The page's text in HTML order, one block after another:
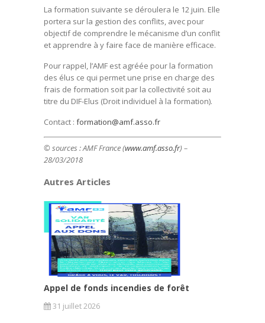
La formation suivante se déroulera le 12 juin. Elle
portera sur la gestion des conflits, avec pour
objectif de comprendre le mécanisme d’un conflit
et apprendre à y faire face de manière efficace.
Pour rappel, l’AMF est agréée pour la formation
des élus ce qui permet une prise en charge des
frais de formation soit par la collectivité soit au
titre du DIF-Elus (Droit individuel à la formation).
Contact : formation@amf.asso.fr
© sources :AMF France (www.amf.asso.fr) –
28/03/2018
Autres Articles
Appel de fonds incendies de forêt
31 juillet 2026